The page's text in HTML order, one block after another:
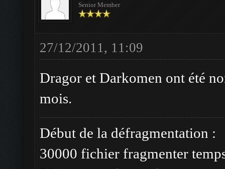
Senior Member
27/12/2011, 11:09
Dragor et Darkomen ont été
mois.
Début de la défragmentation :
30000 fichier fragmenter